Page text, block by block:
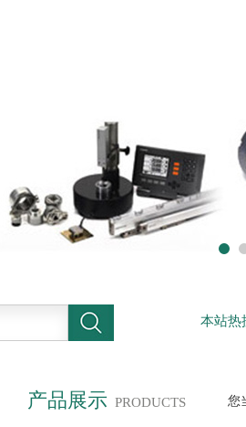
本站热
产品展示 PRODUCTS 您